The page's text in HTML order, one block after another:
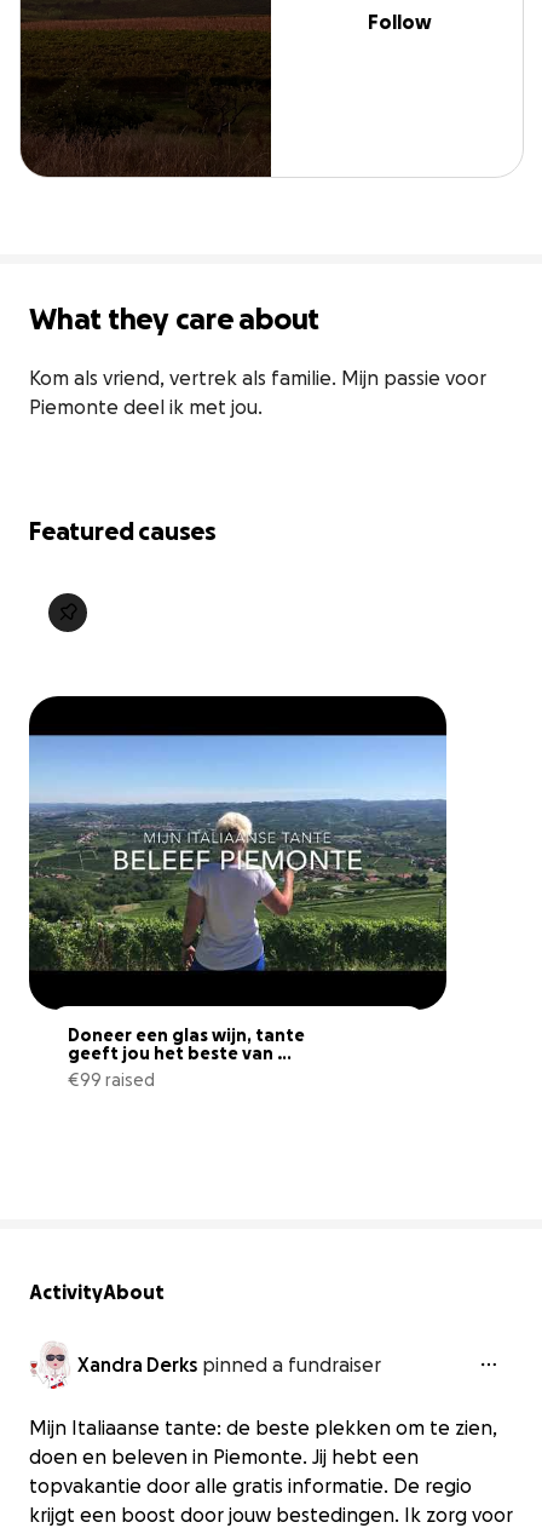
Follow
What they care about
Kom als vriend, vertrek als familie. Mijn passie voor
Piemonte deel ik met jou.
Featured causes
Doneer een glas wijn, tante
geeft jou het beste van
Piemonte
€99 raised
ActivityAbout
Xandra Derks pinned a fundraiser
Mijn Italiaanse tante: de beste plekken om te zien,
doen en beleven in Piemonte. Jij hebt een
topvakantie door alle gratis informatie. De regio
krijgt een boost door jouw bestedingen. Ik zorg voor